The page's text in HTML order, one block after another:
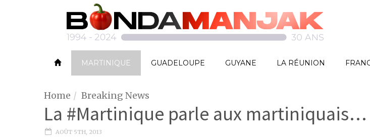
MARTINIQUE GUADELOUPE GUYANE LA RÉUNION
Home Breaking News
La #Martinique parle aux martiniquais…
AOÛT 5TH, 2013